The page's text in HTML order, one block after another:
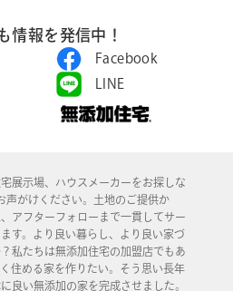
情報を発信中！
Facebook
LINE
展示場、ハウスメーカーをお探しな
声がけください。土地のご提供か
アフターフォローまで一貫してサー
す。より良い暮らし、より良い家づ
私たちは無添加住宅の加盟店でもあ
住める家を作りたい。そう思い長年
良い無添加の家を完成させました。